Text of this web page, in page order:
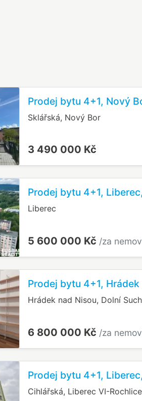
Prodej bytu 4+1, Nový
Sklářská, Nový Bor
3 490 000 Kč
Prodej bytu 4+1,
Liberec
5 600 000 Kč /za
Prodej bytu 4+1,
Hrádek nad Nisou, Dolní
6 800 000 Kč /za
Prodej bytu 4+1,
Cihlářská, Liberec VI-Rochlice